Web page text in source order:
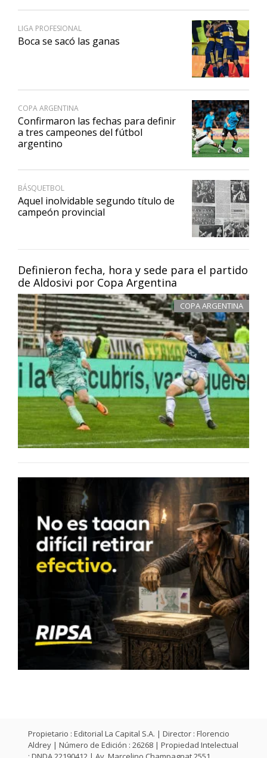
Definieron fecha, hora y sede para el partido
de Aldosivi por Copa Argentina
COPA ARGENTINA
LIGA PROFESIONAL
Boca se sacó las ganas
COPA ARGENTINA
Confirmaron las fechas para definir
a tres campeones del fútbol
argentino
BÁSQUETBOL
Aquel inolvidable segundo título de
campeón provincial
Propietario : Editorial La Capital S.A. | Director : Florencio
Aldrey | Número de Edición : 26268 | Propiedad Intelectual